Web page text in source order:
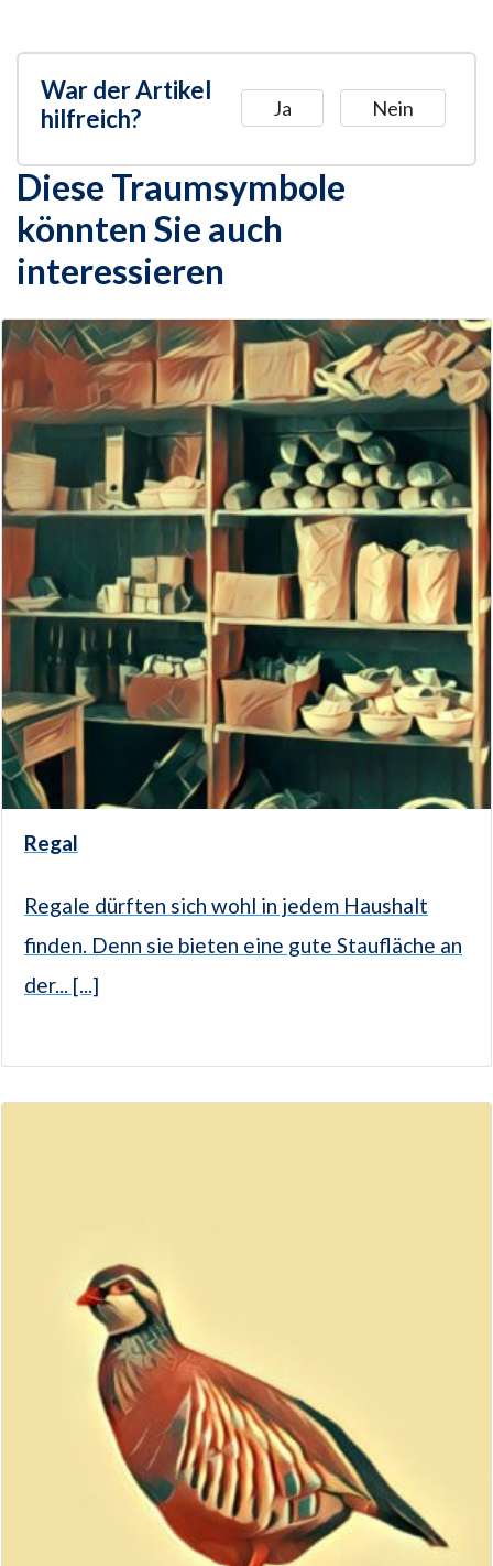
War der Artikel
hilfreich?
Ja Nein
Diese Traumsymbole
könnten Sie auch
interessieren
Regal
Regale dürften sich wohl in jedem Haushalt
finden. Denn sie bieten eine gute Staufläche an
der... [...]